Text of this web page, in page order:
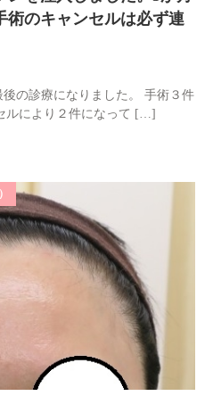
術のキャンセルは必ず連
の診療になりました。 手術３件
ルにより２件になって […]